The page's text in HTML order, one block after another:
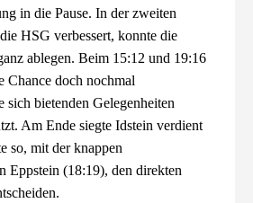
in die Pause. In der zweiten
HSG verbessert, konnte die
ablegen. Beim 15:12 und 19:16
Chance doch nochmal
sich bietenden Gelegenheiten
Am Ende siegte Idstein verdient
so, mit der knappen
Eppstein (18:19), den direkten